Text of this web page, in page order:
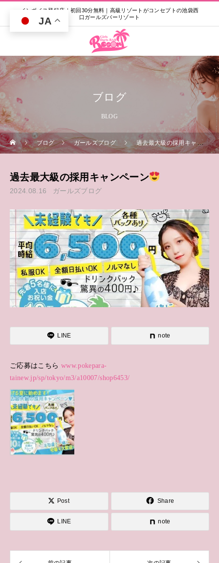
インボイス登録店｜初回30分無料｜高級リゾートがコンセプトの池袋西
口ガールズバーリゾート
ブログ
BLOG
ブログ ガールズブログ 過去最大級の採用キャンペーン
過去最大級の採用キャンペーン
2024.08.16 ガールズブログ
LINE note
ご応募はこちら www.pokepara-
tainew.jp/sp/tokyo/m3/a10007/shop6453/
Post Share
LINE note
JA